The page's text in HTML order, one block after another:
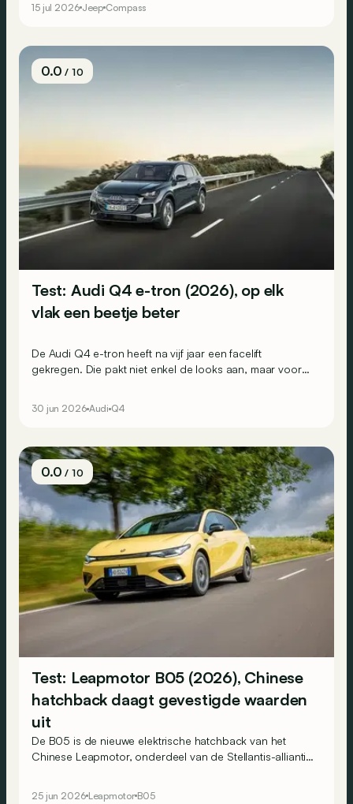
wordt nu aangevuld met een plug-inhybride die voor
15 jul 2026 Jeep Compass
0.0/ 10
Test: Audi Q4 e-tron (2026), op elk
vlak een beetje beter
De Audi Q4 e-tron heeft na vijf jaar een facelift
gekregen. Die pakt niet enkel de looks aan, maar vooral
steeds sterkere concurrentie?
30 jun 2026 Audi Q4
0.0/ 10
Test: Leapmotor B05 (2026), Chinese
hatchback daagt gevestigde waarden
uit
De B05 is de nieuwe elektrische hatchback van het
Chinese Leapmotor, onderdeel van de Stellantis-alliantie.
25 jun 2026 Leapmotor B05